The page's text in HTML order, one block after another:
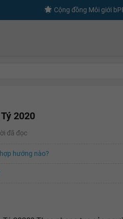
Cộng đồng Môi giới
2020
đã đọc
hướng nào?